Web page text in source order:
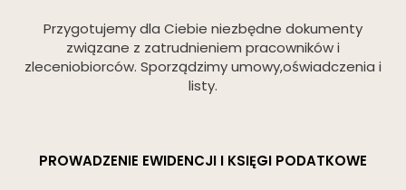
Przygotujemy dla Ciebie niezbędne dokumenty
związane z zatrudnieniem pracowników i
zleceniobiorców. Sporządzimy umowy,oświadczenia i
listy.
PROWADZENIE EWIDENCJI I KSIĘGI PODATKOWE